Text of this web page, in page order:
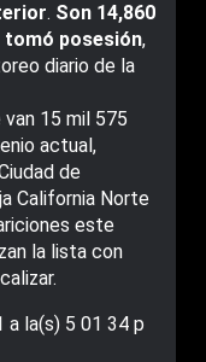
. Son 14,860
tomó posesión,
diario de la
van 15 mil 575
actual,
de
California Norte
este
la lista con